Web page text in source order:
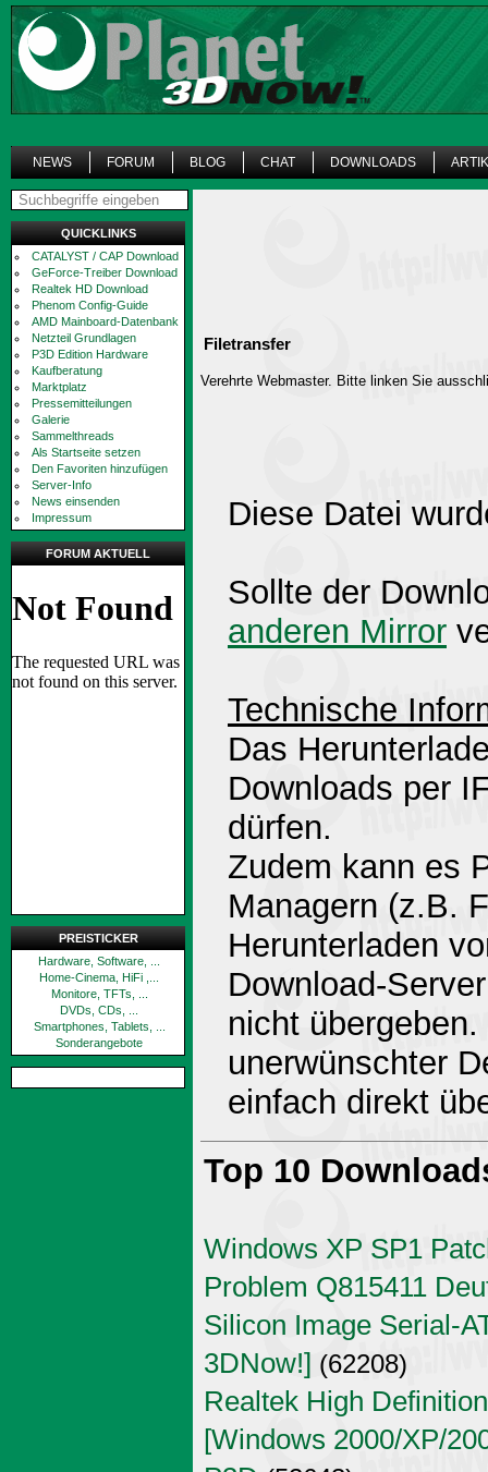
NEWS FORUM BLOG CHAT DOWNLOADS
QUICKLINKS
CATALYST / CAP Download
GeForce-Treiber Download
Realtek HD Download
Phenom Config-Guide
AMD Mainboard-Datenbank
Netzteil Grundlagen
P3D Edition Hardware
Kaufberatung
Marktplatz
Pressemitteilungen
Galerie
Sammelthreads
Als Startseite setzen
Den Favoriten hinzufügen
Server-Info
News einsenden
Impressum
FORUM AKTUELL
PREISTICKER
Hardware, Software, ...
Home-Cinema, HiFi ,...
Monitore, TFTs, ...
DVDs, CDs, ...
Smartphones, Tablets, ...
Sonderangebote
Filetransfer
Verehrte Webmaster. Bitte linken Sie
Diese Datei
Sollte der
anderen Mirror
Technische
Das
Downloads per
dürfen.
Zudem kann es
Managern (z.B.
Herunterladen
Download-
nicht
unerwünschter
einfach direkt
Top 10
Windows XP SP1
Problem Q815411
Silicon Image Serial-
3DNow!] (62208)
Realtek High
[Windows 2000/XP/